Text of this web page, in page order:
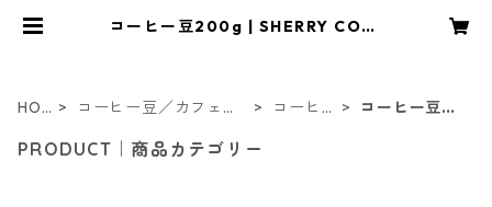
コーヒー豆200g | SHERRY COFF
HO
コーヒー豆／カフェア
コーヒー
コーヒー豆20
PRODUCT｜商品カテゴリー